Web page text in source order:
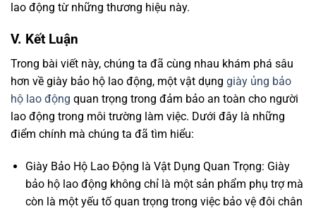
lao động từ những thương hiệu này.
V. Kết Luận
Trong bài viết này, chúng ta đã cùng nhau khám phá sâu
hơn về giày bảo hộ lao động, một vật dụng giày ủng bảo
hộ lao động quan trọng trong đảm bảo an toàn cho người
lao động trong môi trường làm việc. Dưới đây là những
điểm chính mà chúng ta đã tìm hiểu:
Giày Bảo Hộ Lao Động là Vật Dụng Quan Trọng: Giày
bảo hộ lao động không chỉ là một sản phẩm phụ trợ mà
còn là một yếu tố quan trọng trong việc bảo vệ đôi chân